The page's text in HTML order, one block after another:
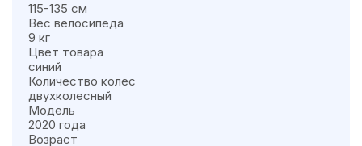
115-135 см
Вес велосипеда
9 кг
Цвет товара
синий
Количество колес
двухколесный
Модель
2020 года
Возраст